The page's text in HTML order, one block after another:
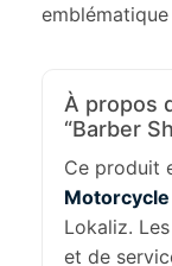
emblématique
À propos
“Barber
Ce produit
Motorcycle
Lokaliz.
et de